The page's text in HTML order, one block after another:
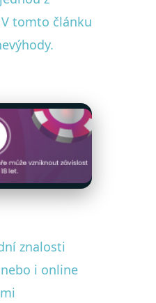
tomto článku
znalosti
i online